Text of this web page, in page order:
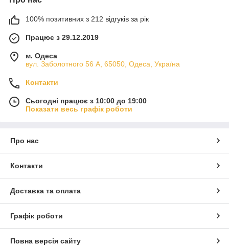
100% позитивних з 212 відгуків за рік
Працює з 29.12.2019
м. Одеса
вул. Заболотного 56 А, 65050, Одеса, Україна
Контакти
Сьогодні працює з 10:00 до 19:00
Показати весь графік роботи
Про нас
Контакти
Доставка та оплата
Графік роботи
Повна версія сайту